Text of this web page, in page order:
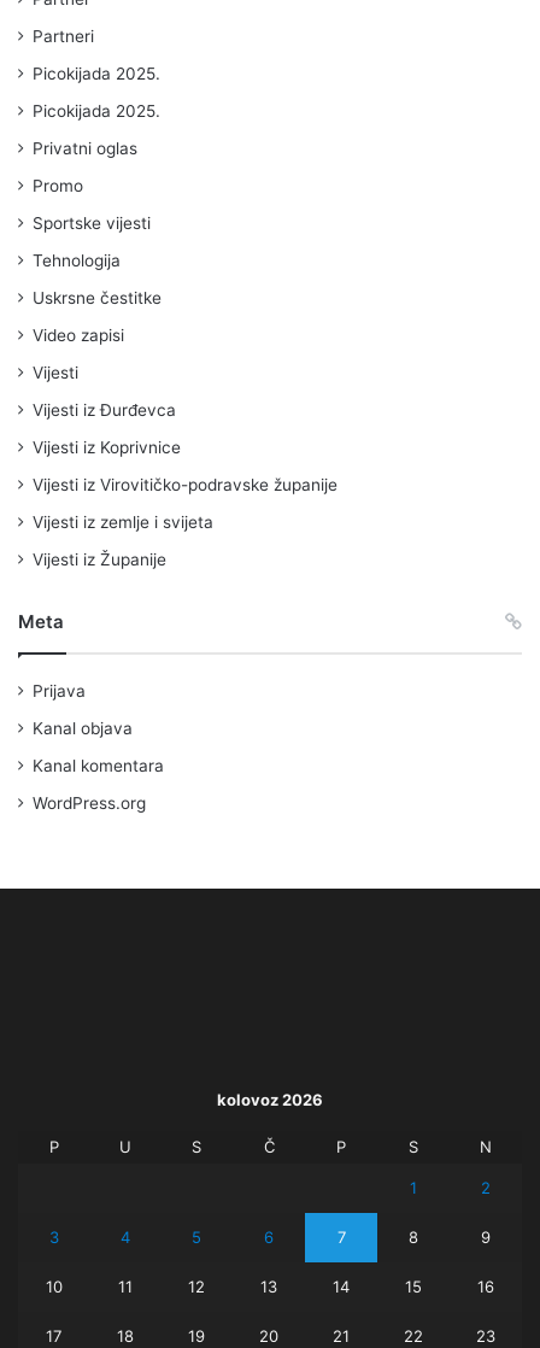
Partneri
Picokijada 2025.
Picokijada 2025.
Privatni oglas
Promo
Sportske vijesti
Tehnologija
Uskrsne čestitke
Video zapisi
Vijesti
Vijesti iz Đurđevca
Vijesti iz Koprivnice
Vijesti iz Virovitičko-podravske županije
Vijesti iz zemlje i svijeta
Vijesti iz Županije
Meta
Prijava
Kanal objava
Kanal komentara
WordPress.org
kolovoz 2026
P U S Č P S N
1 2
3 4 5 6 7 8 9
10 11 12 13 14 15 16
17 18 19 20 21 22 23